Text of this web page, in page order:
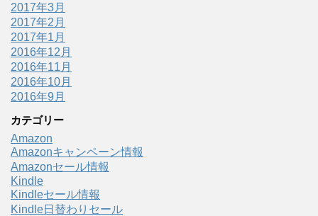
2017年3月
2017年2月
2017年1月
2016年12月
2016年11月
2016年10月
2016年9月
カテゴリー
Amazon
Amazonキャンペーン情報
Amazonセール情報
Kindle
Kindleセール情報
Kindle日替わりセール